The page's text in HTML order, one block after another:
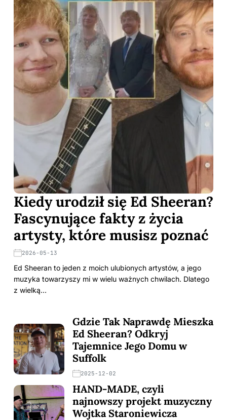
Kiedy urodził się Ed Sheeran?
Fascynujące fakty z życia
artysty, które musisz poznać
2026-05-13
Ed Sheeran to jeden z moich ulubionych artystów, a jego
muzyka towarzyszy mi w wielu ważnych chwilach. Dlatego
z wielką…
Gdzie Tak Naprawdę Mieszka
Ed Sheeran? Odkryj
Tajemnice Jego Domu w
Suffolk
2025-12-02
HAND-MADE, czyli
najnowszy projekt muzyczny
Wojtka Staroniewicza